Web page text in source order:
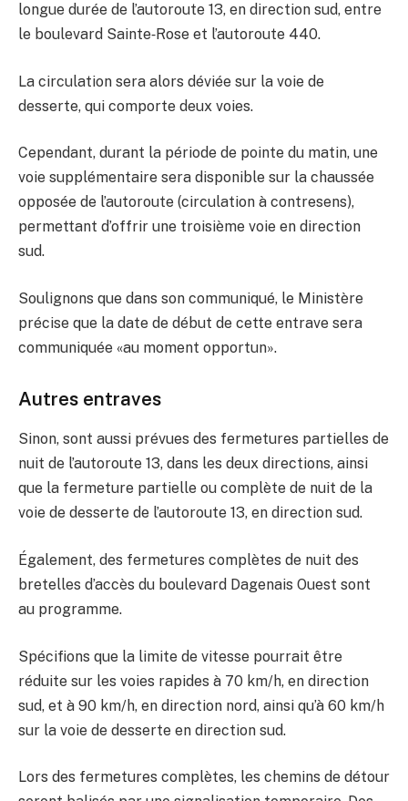
longue durée de l’autoroute 13, en direction sud, entre
le boulevard Sainte‑Rose et l’autoroute 440.
La circulation sera alors déviée sur la voie de
desserte, qui comporte deux voies.
Cependant, durant la période de pointe du matin, une
voie supplémentaire sera disponible sur la chaussée
opposée de l’autoroute (circulation à contresens),
permettant d’offrir une troisième voie en direction
sud.
Soulignons que dans son communiqué, le Ministère
précise que la date de début de cette entrave sera
communiquée «au moment opportun».
Autres entraves
Sinon, sont aussi prévues des fermetures partielles de
nuit de l’autoroute 13, dans les deux directions, ainsi
que la fermeture partielle ou complète de nuit de la
voie de desserte de l’autoroute 13, en direction sud.
Également, des fermetures complètes de nuit des
bretelles d’accès du boulevard Dagenais Ouest sont
au programme.
Spécifions que la limite de vitesse pourrait être
réduite sur les voies rapides à 70 km/h, en direction
sud, et à 90 km/h, en direction nord, ainsi qu’à 60 km/h
sur la voie de desserte en direction sud.
Lors des fermetures complètes, les chemins de détour